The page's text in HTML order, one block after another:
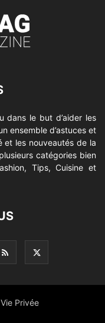
dans le but d’aider les
ensemble d’astuces et
et les nouveautés de la
catégories bien
Tips, Cuisine et
Vie Privée